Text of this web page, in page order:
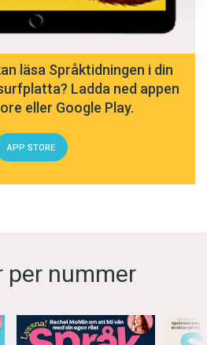
läsa Språktidningen i din
Ladda ned appen
eller Google Play.
APP STORE
per nummer